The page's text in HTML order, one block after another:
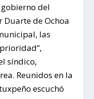
del
Duarte de Ochoa
las
síndico,
Reunidos en la
escuchó